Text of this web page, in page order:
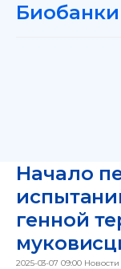
Биобанки
Начало
генной
2025-03-07 09:00